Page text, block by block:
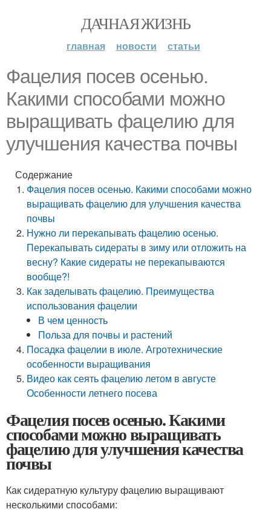
ДАЧНАЯ ЖИЗНЬ
главная новости статьи
Фацелия посев осенью.
Какими способами можно
выращивать фацелию для
улучшения качества почвы
Содержание
Фацелия посев осенью. Какими способами можно
выращивать фацелию для улучшения качества
почвы
Нужно ли перекапывать фацелию осенью.
Перекапывать сидераты в зиму или отложить на
весну? Какие сидераты не перекапываются
вообще?!
Как заделывать фацелию. Преимущества
использования фацелии
В чем ценность
Польза для почвы и растений
Посадка фацелии в июле. Агротехнические
особенности выращивания
Видео как сеять фацелию летом в августе
Особенности летнего посева
Фацелия посев осенью. Какими
способами можно выращивать
фацелию для улучшения качества
почвы
Как сидератную культуру фацелию выращивают
несколькими способами: